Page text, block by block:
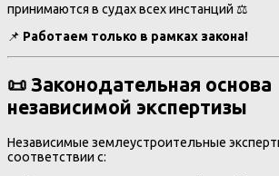
принимаются в судах всех инстанций ⚖️
📌 Работаем только в рамках закона!
📜 Законодательная основа
независимой экспертизы
Независимые землеустроительные
соответствии с: